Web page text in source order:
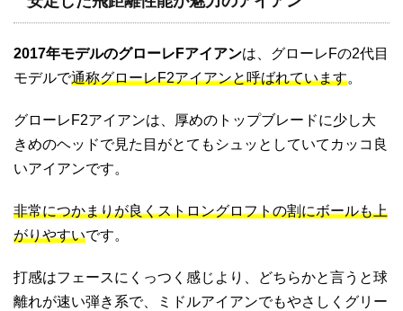
2017年モデルのグローレFアイアンは、グローレFの2代目
モデルで通称グローレF2アイアンと呼ばれています。
グローレF2アイアンは、厚めのトップブレードに少し大
きめのヘッドで見た目がとてもシュッとしていてカッコ良
いアイアンです。
非常につかまりが良くストロングロフトの割にボールも上
がりやすいです。
打感はフェースにくっつく感じより、どちらかと言うと球
離れが速い弾き系で、ミドルアイアンでもやさしくグリー